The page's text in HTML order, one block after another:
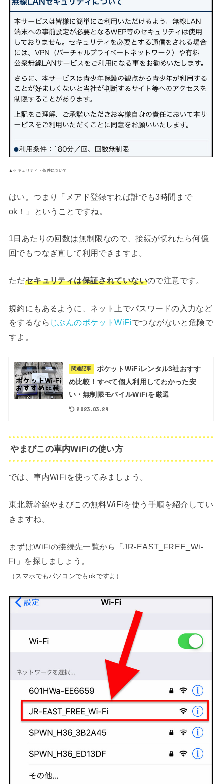
▲セキュリティ・条件について
はい。つまり「メアド登録すれば誰でも3時間まで
ok！」ということですね。
1日あたりの回数は無制限なので、接続が切れたら何億
回でもつなぎ直して利用できますよ。
ただセキュリティは保証されていないので注意です。
規約にもあるように、ネット上でパスワードの入力など
をするなら じぶんのポケットWiFiでつながないと危険で
すよ。
関連記事
ポケットWiFiレンタル3社おすす
め比較！すべて個人利用してわかった安
い・無制限モバイルWiFiを厳選
2023.03.29
やまびこの車内WiFiの使い方
では、車内WiFiを使ってみましょう。
東北新幹線やまびこの無料WiFiを使う手順を紹介してい
きますね。
まずはWiFiの接続先一覧から「JR-EAST_FREE_Wi-
Fi」を探しましょう。
（スマホでもパソコンでもokですよ）